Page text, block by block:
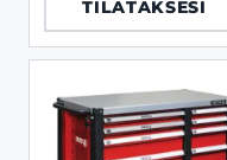
TILATAKSESI